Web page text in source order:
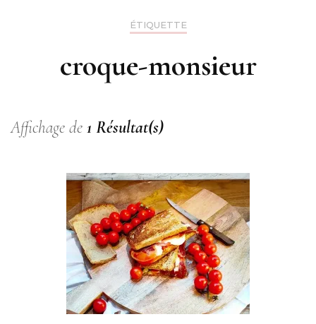
ÉTIQUETTE
croque-monsieur
Affichage de 1 Résultat(s)